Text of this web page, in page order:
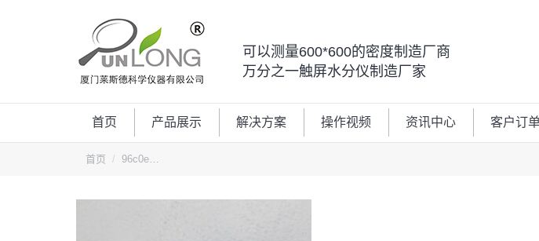
可以测量600*600的密度制造厂商
万分之一触屏水分仪制造厂家
首页 产品展示 解决方案 操作视频 资讯中心 客户订
您的位置：
首页 96c0e…